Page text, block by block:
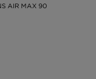
AIR MAX 90